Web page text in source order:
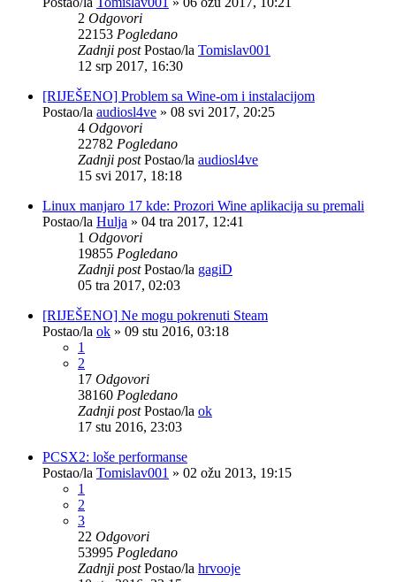
2 Odgovori
22153 Pogledano
Zadnji postPostao/la Tomislav001
12 srp 2017, 16:30
[RIJEŠENO] Problem sa Wine-om i instalacijom
Postao/la audiosl4ve » 08 svi 2017, 20:25
4 Odgovori
22782 Pogledano
Zadnji postPostao/la audiosl4ve
15 svi 2017, 18:18
Linux manjaro 17 kde: Prozori Wine aplikacija su premali
Postao/la Hulja » 04 tra 2017, 12:41
1 Odgovori
19855 Pogledano
Zadnji postPostao/la gagiD
05 tra 2017, 02:03
[RIJEŠENO] Ne mogu pokrenuti Steam
Postao/la ok » 09 stu 2016, 03:18
1
2
17 Odgovori
38160 Pogledano
Zadnji postPostao/la ok
17 stu 2016, 23:03
PCSX2: loše performanse
Postao/la Tomislav001 » 02 ožu 2013, 19:15
1
2
3
22 Odgovori
53995 Pogledano
Zadnji postPostao/la hrvooje